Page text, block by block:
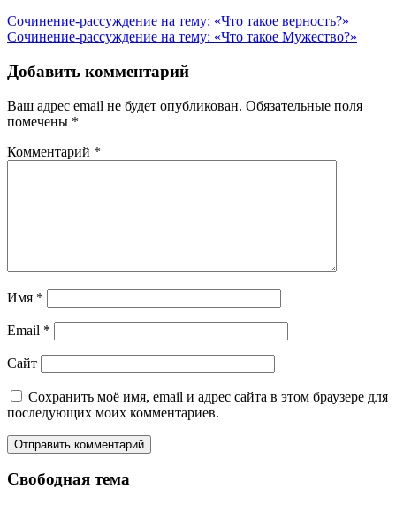
Навигация
по
записям
Сочинение-рассуждение на тему: «Что такое верность?»
Сочинение-рассуждение на тему: «Что такое Мужество?»
Добавить комментарий
Ваш адрес email не будет опубликован. Обязательные поля
помечены *
Комментарий *
Имя *
Email *
Сайт
Сохранить моё имя, email и адрес сайта в этом браузере для
последующих моих комментариев.
Свободная тема